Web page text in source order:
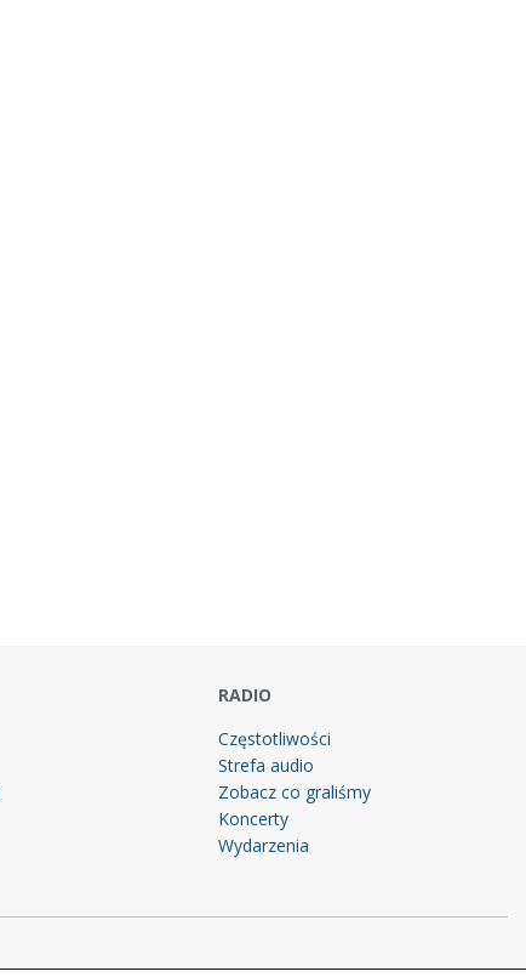
RADIO
Częstotliwości
Strefa audio
Zobacz co graliśmy
Koncerty
Wydarzenia